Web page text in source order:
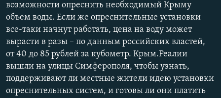
возможности опреснить необходимый Крыму
объем воды. Если же опреснительные установки
все-таки начнут работать, цена на воду может
вырасти в разы – по данным российских властей,
от 40 до 85 рублей за кубометр. Крым.Реалии
вышли на улицы Симферополя, чтобы узнать,
поддерживают ли местные жители идею установки
опреснительных систем, и готовы ли они платить